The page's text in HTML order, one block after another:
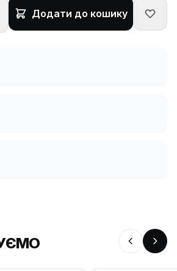
Додати до кошику